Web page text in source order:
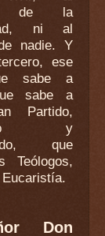
de la
ni al
nadie. Y
ese
sabe a
sabe a
Partido,
y
que
Teólogos,
Don